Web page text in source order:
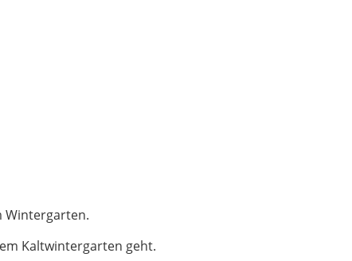
Wintergarten.
Kaltwintergarten geht.